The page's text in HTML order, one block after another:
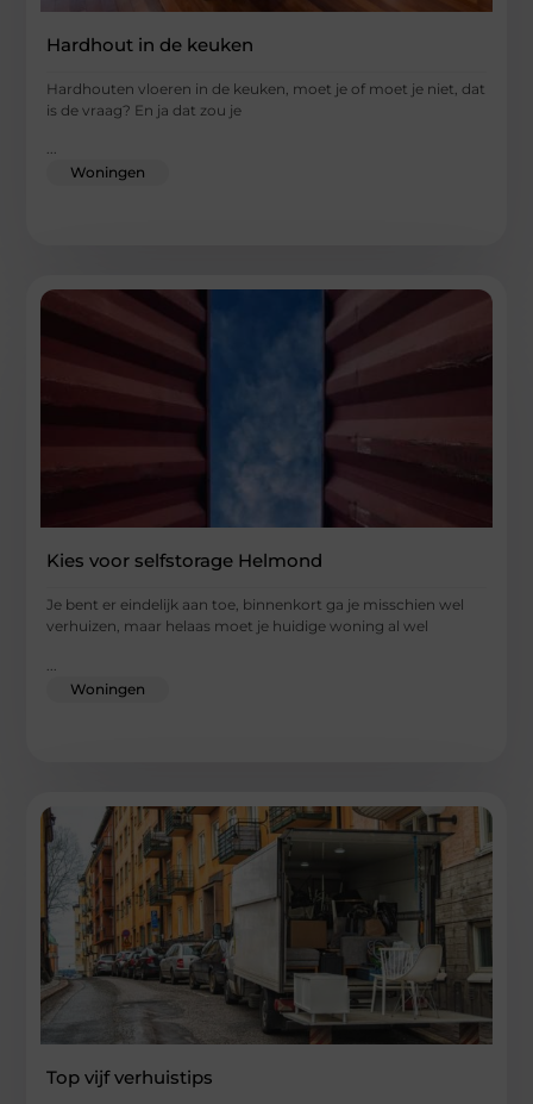
Hardhout in de keuken
Hardhouten vloeren in de keuken, moet je of moet je niet, dat
is de vraag? En ja dat zou je
...
Woningen
Kies voor selfstorage Helmond
Je bent er eindelijk aan toe, binnenkort ga je misschien wel
verhuizen, maar helaas moet je huidige woning al wel
Woningen
Top vijf verhuistips